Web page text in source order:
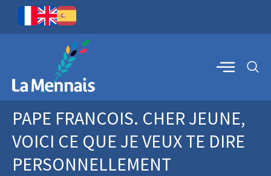
PAPE FRANCOIS. CHER JEUNE,
VOICI CE QUE JE VEUX TE DIRE
PERSONNELLEMENT